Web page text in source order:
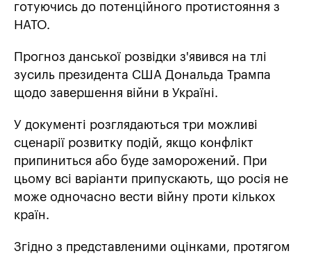
готуючись до потенційного протистояння з
НАТО.
Прогноз данської розвідки з'явився на тлі
зусиль президента США Дональда Трампа
щодо завершення війни в Україні.
У документі розглядаються три можливі
сценарії розвитку подій, якщо конфлікт
припиниться або буде заморожений. При
цьому всі варіанти припускають, що росія не
може одночасно вести війну проти кількох
країн.
Згідно з представленими оцінками, протягом